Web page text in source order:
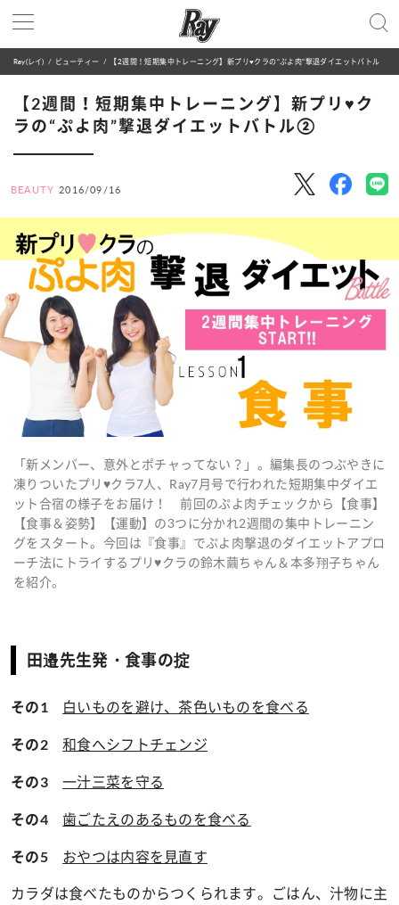
Ray(レイ) ビューティー 【2週間！短期集中トレーニング】新プリ♥クラの“ぷよ肉”撃退ダイエットバトル②
【2週間！短期集中トレーニング】新プリ♥ク
ラの“ぷよ肉”撃退ダイエットバトル②
BEAUTY 2016/09/16
「新メンバー、意外とポチャってない？」。編集長のつぶやきに
凍りついたプリ♥クラ7人、Ray7月号で行われた短期集中ダイエ
ット合宿の様子をお届け！ 前回のぷよ肉チェックから【食事】
【食事＆姿勢】【運動】の3つに分かれ2週間の集中トレーニン
グをスタート。今回は『食事』でぷよ肉撃退のダイエットアプロ
ーチ法にトライするプリ♥クラの鈴木繭ちゃん＆本多翔子ちゃん
を紹介。
田邉先生発・食事の掟
その1 白いものを避け、茶色いものを食べる
その2 和食へシフトチェンジ
その3 一汁三菜を守る
その4 歯ごたえのあるものを食べる
その5
おやつは内容を見直す
カラダは食べたものからつくられます。ごはん、汁物に主